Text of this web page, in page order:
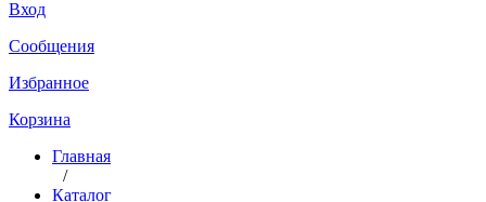
Вход
Сообщения
Избранное
Корзина
Главная
/
Каталог